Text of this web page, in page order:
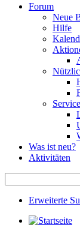
Forum
Neue
Hilfe
Was ist neu?
Aktivitäten
Erweiterte